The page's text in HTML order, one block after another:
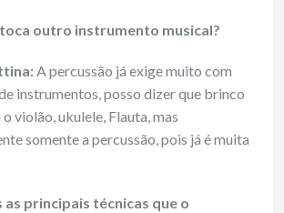
toca outro instrumento musical?
A percussão já exige muito com
instrumentos, posso dizer que brinco
violão, ukulele, Flauta, mas
somente a percussão, pois já é muita
as principais técnicas que o